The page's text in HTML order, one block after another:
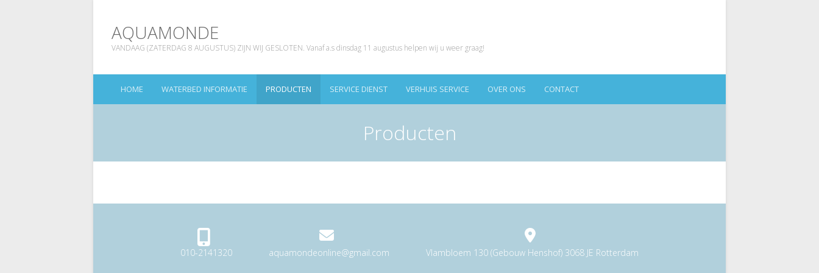
AQUAMONDE
VANDAAG (ZATERDAG 8 AUGUSTUS) ZIJN WIJ GESLOTEN. Vanaf a.s dinsdag 11 augustus helpen wij u weer graag!
HOME WATERBED INFORMATIE PRODUCTEN SERVICE DIENST VERHUIS SERVICE OVER ONS CONTACT
Producten
010-2141320 aquamondeonline@gmail.com Vlambloem 130 (Gebouw Henshof) 3068 JE Rotterdam